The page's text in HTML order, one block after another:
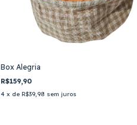
Box Alegria
R$159,90
4 x de R$39,98 sem juros